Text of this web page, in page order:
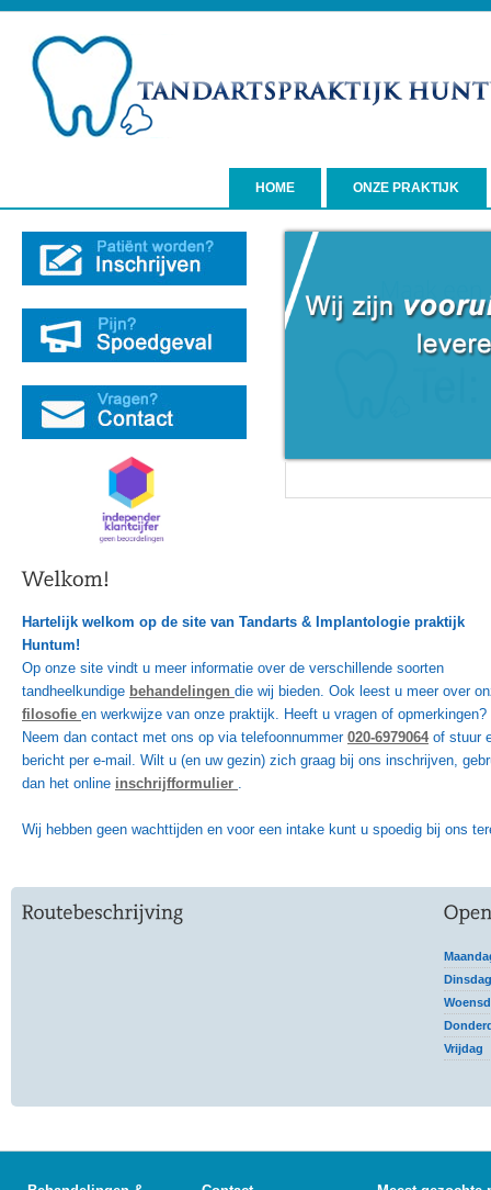
HOME ONZE PRAKTIJK
Hartelijk welkom op de site van Tandarts & Implantologie praktijk
Huntum!
Op onze site vindt u meer informatie over de verschillende soorten
tandheelkundige behandelingen die wij bieden. Ook leest u meer over
filosofie en werkwijze van onze praktijk. Heeft u vragen of opmerkingen?
Neem dan contact met ons op via telefoonnummer 020-6979064of stuur
bericht per e-mail. Wilt u (en uw gezin) zich graag bij ons inschrijven,
dan het online inschrijfformulier .
Wij hebben geen wachttijden en voor een intake kunt u spoedig bij ons
Dinsdag
Vrijdag